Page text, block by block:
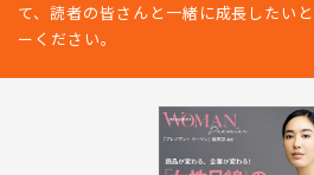
て、読者の皆さんと一緒に成長したい
ーください。